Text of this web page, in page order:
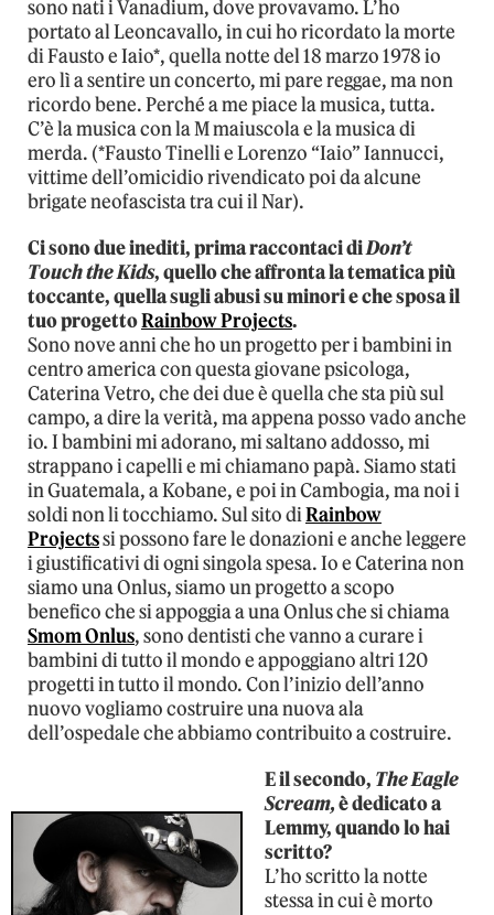
sono nati i Vanadium, dove provavamo. L’ho
portato al Leoncavallo, in cui ho ricordato la morte
di Fausto e Iaio*, quella notte del 18 marzo 1978 io
ero lì a sentire un concerto, mi pare reggae, ma non
ricordo bene. Perché a me piace la musica, tutta.
C’è la musica con la M maiuscola e la musica di
merda. (*Fausto Tinelli e Lorenzo “Iaio” Iannucci,
vittime dell’omicidio rivendicato poi da alcune
brigate neofascista tra cui il Nar).
Ci sono due inediti, prima raccontaci diDon’t
Touch the Kids, quello che affronta la tematica più
toccante, quella sugli abusi su minori e che sposa il
tuo progettoRainbow Projects.
Sono nove anni che ho un progetto per i bambini in
centro america con questa giovane psicologa,
Caterina Vetro, che dei due è quella che sta più sul
campo, a dire la verità, ma appena posso vado anche
io. I bambini mi adorano, mi saltano addosso, mi
strappano i capelli e mi chiamano papà. Siamo stati
in Guatemala, a Kobane, e poi in Cambogia, ma noi i
soldi non li tocchiamo. Sul sito diRainbow
Projectssi possono fare le donazioni e anche leggere
i giustificativi di ogni singola spesa. Io e Caterina non
siamo una Onlus, siamo un progetto a scopo
benefico che si appoggia a una Onlus che si chiama
Smom Onlus, sono dentisti che vanno a curare i
bambini di tutto il mondo e appoggiano altri 120
progetti in tutto il mondo. Con l’inizio dell’anno
nuovo vogliamo costruire una nuova ala
dell’ospedale che abbiamo contribuito a costruire.
E il secondo, The Eagle
Scream,è dedicato a
Lemmy, quando lo hai
scritto?
L’ho scritto la notte
stessa in cui è morto